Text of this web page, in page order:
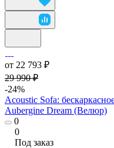
от 22 793 ₽
29 990 ₽
-24%
Acoustic Sofa:
Aubergine Dream (Велюр)
0
0
Под заказ